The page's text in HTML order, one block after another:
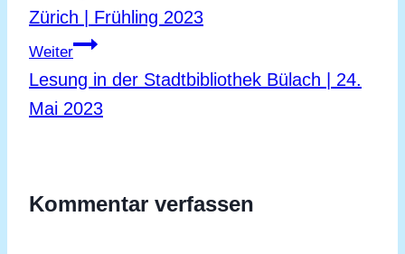
Zürich | Frühling 2023
Weiter
Lesung in der Stadtbibliothek Bülach | 24.
Mai 2023
Kommentar verfassen